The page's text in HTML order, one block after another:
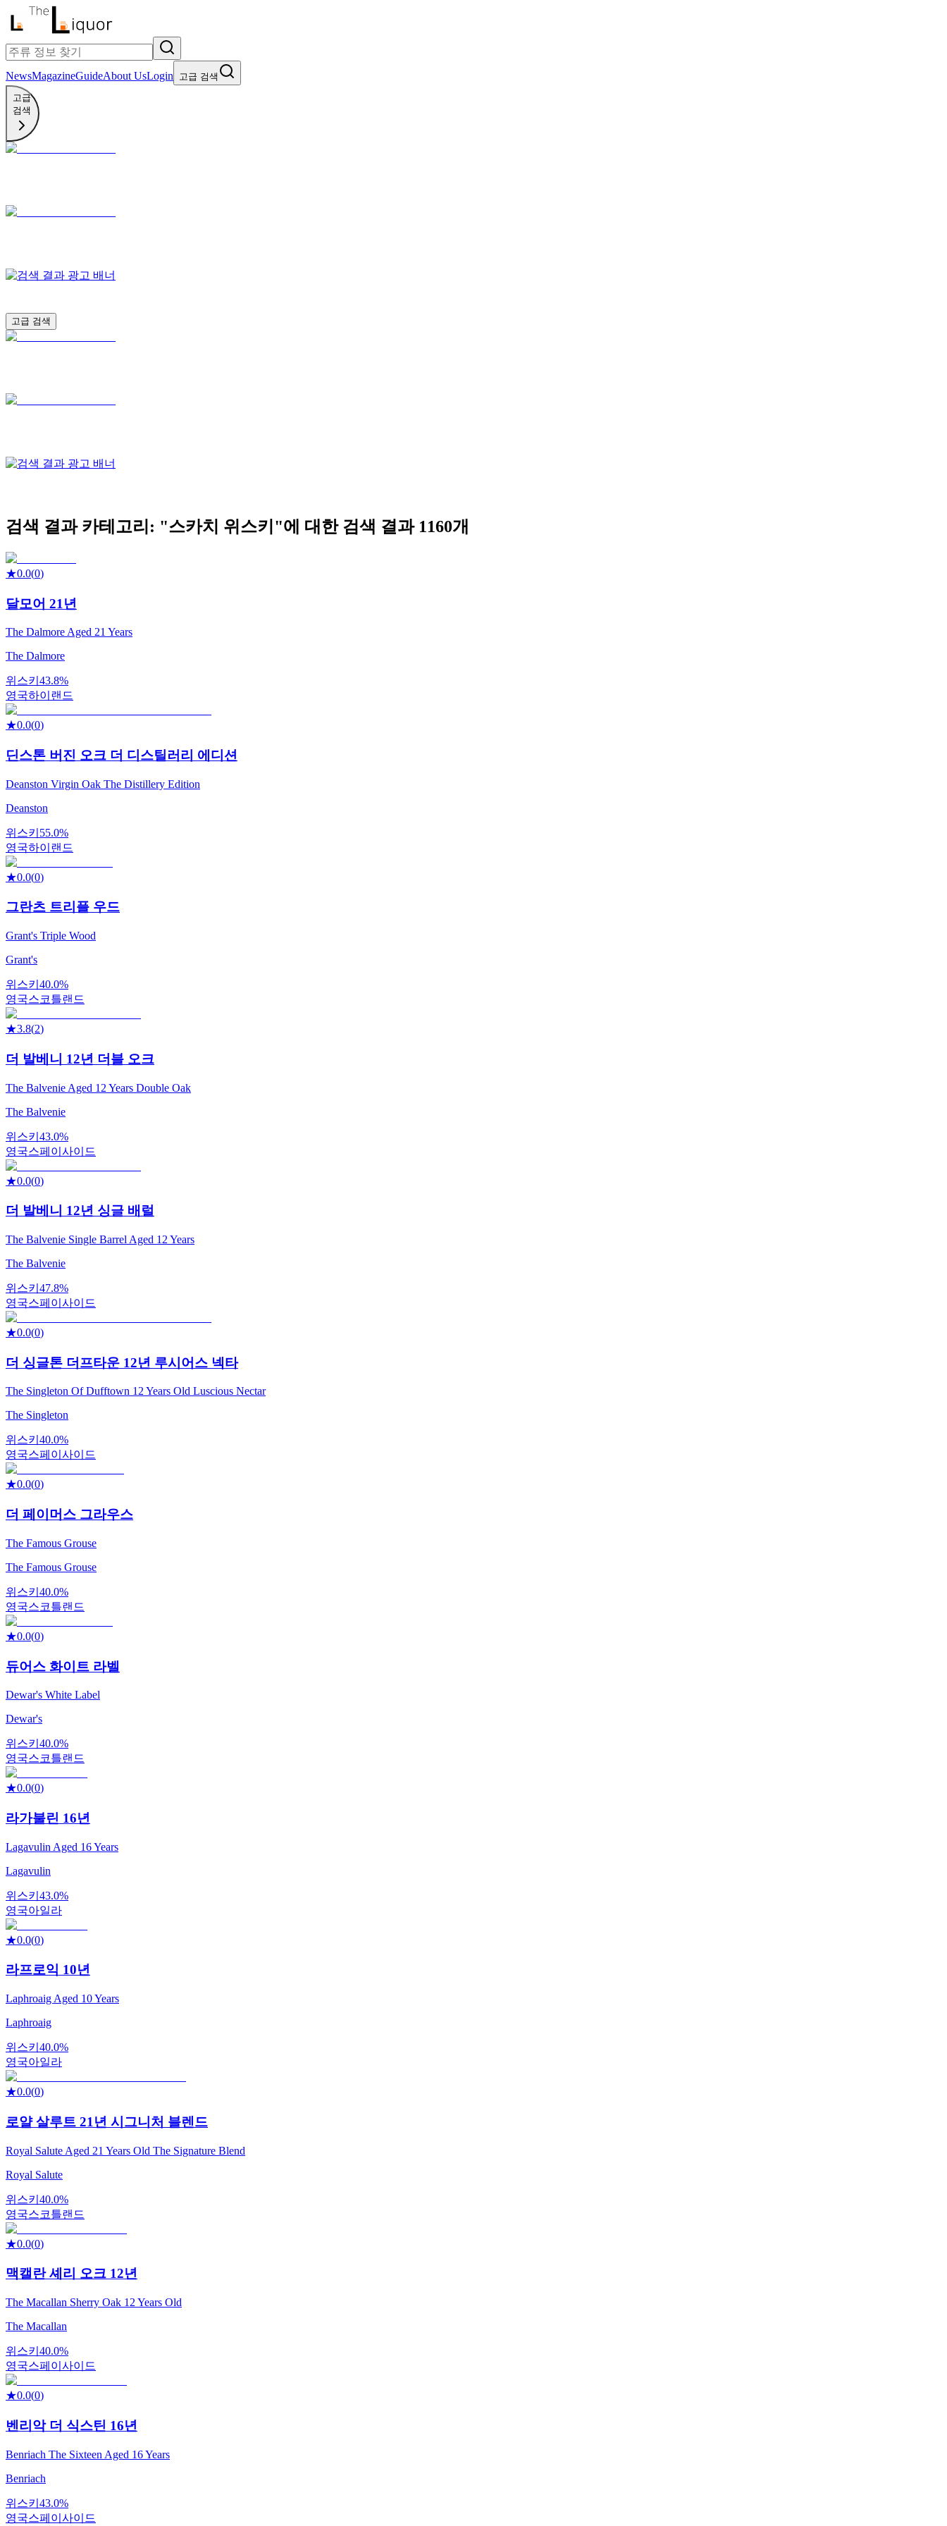
NewsMagazineGuideAbout UsLogin
고급 검색
고급
검색
고급 검색
검색 결과카테고리: "스카치 위스키 "에 대한 검색 결과 1160개
★0.0(0)
달모어 21년
The Dalmore Aged 21 Years
The Dalmore
위스키 43.8%
영국하이랜드
★0.0(0)
딘스톤 버진 오크 더 디스틸러리 에디션
Deanston Virgin Oak The Distillery Edition
Deanston
위스키 55.0%
영국하이랜드
★0.0(0)
그란츠 트리플 우드
Grant's Triple Wood
Grant's
위스키 40.0%
영국스코틀랜드
★3.8(2)
더 발베니 12년 더블 오크
The Balvenie Aged 12 Years Double Oak
The Balvenie
위스키 43.0%
영국스페이사이드
★0.0(0)
더 발베니 12년 싱글 배럴
The Balvenie Single Barrel Aged 12 Years
The Balvenie
위스키 47.8%
영국스페이사이드
★0.0(0)
더 싱글톤 더프타운 12년 루시어스 넥타
The Singleton Of Dufftown 12 Years Old Luscious Nectar
The Singleton
위스키 40.0%
영국스페이사이드
★0.0(0)
더 페이머스 그라우스
The Famous Grouse
The Famous Grouse
위스키 40.0%
영국스코틀랜드
★0.0(0)
듀어스 화이트 라벨
Dewar's White Label
Dewar's
위스키 40.0%
영국스코틀랜드
★0.0(0)
라가불린 16년
Lagavulin Aged 16 Years
Lagavulin
위스키 43.0%
영국아일라
★0.0(0)
라프로익 10년
Laphroaig Aged 10 Years
Laphroaig
위스키 40.0%
영국아일라
★0.0(0)
로얄 살루트 21년 시그니처 블렌드
Royal Salute Aged 21 Years Old The Signature Blend
Royal Salute
위스키 40.0%
영국스코틀랜드
★0.0(0)
맥캘란 셰리 오크 12년
The Macallan Sherry Oak 12 Years Old
The Macallan
위스키 40.0%
영국스페이사이드
★0.0(0)
벤리악 더 식스틴 16년
Benriach The Sixteen Aged 16 Years
Benriach
위스키 43.0%
영국스페이사이드